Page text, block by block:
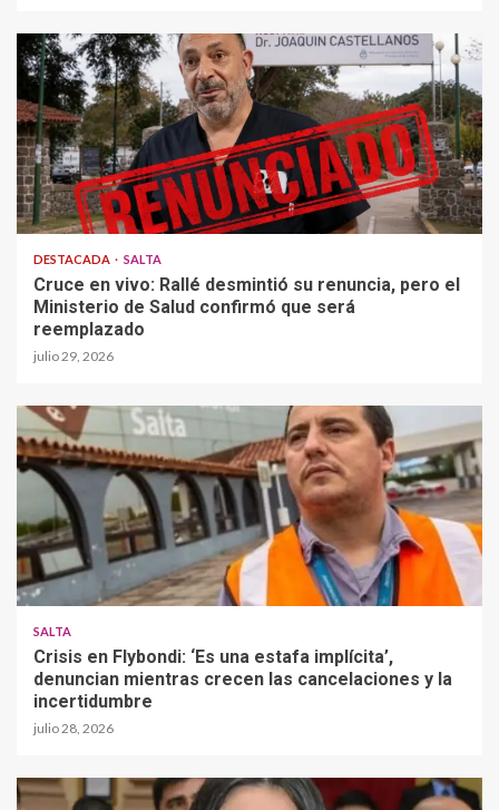
DESTACADA SALTA
Cruce en vivo: Rallé desmintió su renuncia, pero el
Ministerio de Salud confirmó que será
reemplazado
julio 29, 2026
SALTA
Crisis en Flybondi: ‘Es una estafa implícita’,
denuncian mientras crecen las cancelaciones y la
incertidumbre
julio 28, 2026